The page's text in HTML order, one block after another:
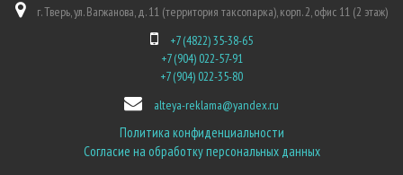
г. Тверь, ул. Вагжанова, д. 11 (территория таксопарка), корп. 2, офис 11 (2 этаж)
+7 (4822) 35-38-65
+7 (904) 022-57-91
+7 (904) 022-35-80
alteya-reklama@yandex.ru
Политика конфиденциальности
Согласие на обработку персональных данных